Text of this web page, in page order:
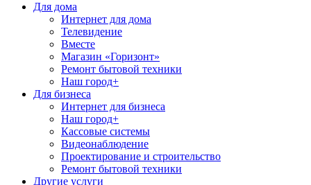
Для дома
Интернет для дома
Телевидение
Вместе
Магазин «Горизонт»
Ремонт бытовой техники
Наш город+
Для бизнеса
Интернет для бизнеса
Наш город+
Кассовые системы
Видеонаблюдение
Проектирование и строительство
Ремонт бытовой техники
Другие услуги